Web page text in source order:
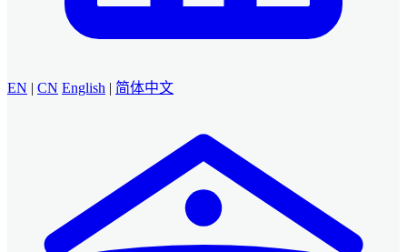
EN | CN English | 简体中文